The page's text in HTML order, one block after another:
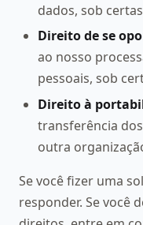
dados, sob
Direito de se
ao nosso
pessoais, sob
Direito à
transferência
outra
Se você fizer uma
responder. Se você